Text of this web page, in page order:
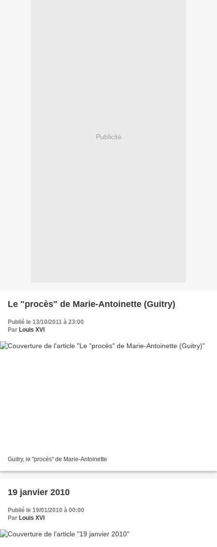
Publicité
Le "procès" de Marie-Antoinette (Guitry)
Publié le 13/10/2011 à 23:00
Par Louis XVI
Guitry, le "procès" de Marie-Antoinette
19 janvier 2010
Publié le 19/01/2010 à 00:00
Par Louis XVI